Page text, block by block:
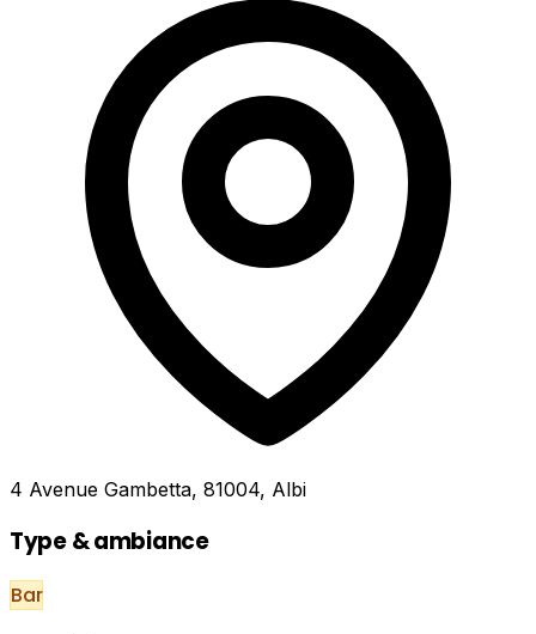
4 Avenue Gambetta, 81004, Albi
Type & ambiance
Bar